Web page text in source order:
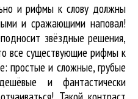
и рифмы к слову должны
и сражающими наповал!
звёздные решения,
все существующие рифмы к
простые и сложные, грубые
и фантастически